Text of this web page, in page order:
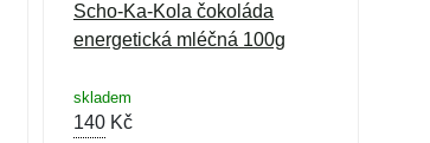
Scho-Ka-Kola čokoláda
energetická mléčná 100g
skladem
140Kč